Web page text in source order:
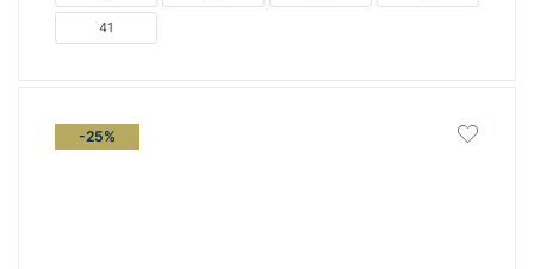
€79.00.
41
-25%